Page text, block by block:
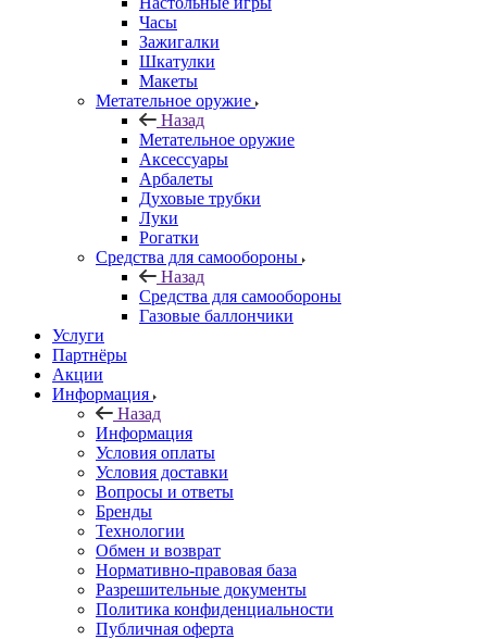
Часы
Зажигалки
Шкатулки
Макеты
Метательное оружие
Назад
Метательное оружие
Аксессуары
Арбалеты
Духовые трубки
Луки
Рогатки
Средства для самообороны
Назад
Средства для самообороны
Газовые баллончики
Услуги
Партнёры
Акции
Информация
Назад
Информация
Условия оплаты
Условия доставки
Вопросы и ответы
Бренды
Технологии
Обмен и возврат
Нормативно-правовая база
Разрешительные документы
Политика конфиденциальности
Публичная оферта